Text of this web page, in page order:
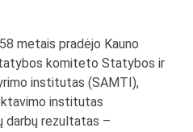
metais pradėjo Kauno
komiteto Statybos ir
institutas (SAMTI),
institutas
darbų rezultatas –